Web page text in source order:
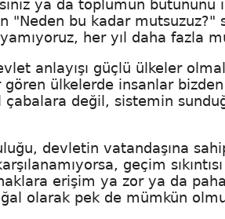
ya da toplumun bütününü
"Neden bu kadar mutsuzuz?"
her yıl daha fazla
anlayışı güçlü ülkeler
gören ülkelerde insanlar
değil, sistemin
devletin vatandaşına
geçim
erişim ya zor ya da
olarak pek de mümkün